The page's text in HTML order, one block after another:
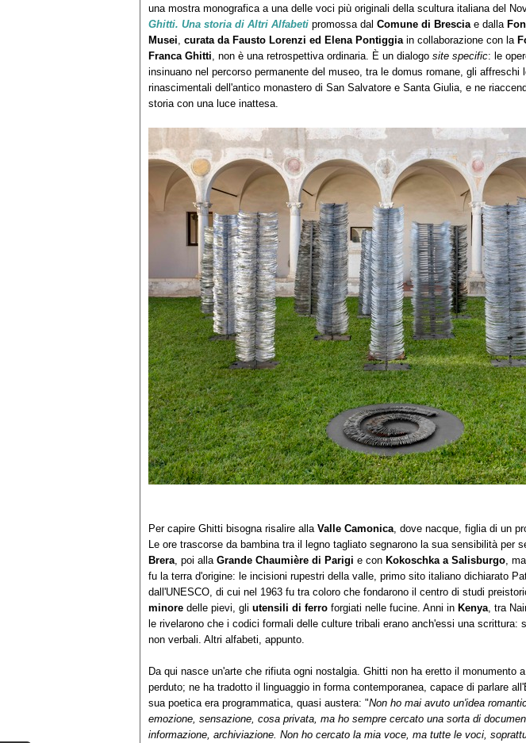
una mostra monografica a una delle voci più originali della scultura italiana del
Ghitti. Una storia di Altri Alfabeti promossa dal Comune di Bresciae dalla
Musei, curata da Fausto Lorenzi ed Elena Pontiggiain collaborazione con la
Franca Ghitti, non è una retrospettiva ordinaria. È un dialogo site specific: le
insinuano nel percorso permanente del museo, tra le domus romane, gli affreschi
rinascimentali dell'antico monastero di San Salvatore e Santa Giulia, e ne
storia con una luce inattesa.
Per capire Ghitti bisogna risalire allaValle Camonica, dove nacque, figlia di un
Le ore trascorse da bambina tra il legno tagliato segnarono la sua sensibilità per
Brera, poi alla Grande Chaumière di Parigi e con Kokoschka a Salisburgo,
fu la terra d'origine: le incisioni rupestri della valle, primo sito italiano dichiarato
dall'UNESCO, di cui nel 1963 fu tra coloro che fondarono il centro di studi
minore delle pievi, gli utensili di ferro forgiati nelle fucine. Anni in Kenya, tra
le rivelarono che i codici formali delle culture tribali erano anch'essi una scrittura:
non verbali. Altri alfabeti, appunto.
Da qui nasce un'arte che rifiuta ogni nostalgia. Ghitti non ha eretto il monumento
perduto; ne ha tradotto il linguaggio in forma contemporanea, capace di parlare
sua poetica era programmatica, quasi austera: "Non ho mai avuto un'idea
emozione, sensazione, cosa privata, ma ho sempre cercato una sorta di
informazione, archiviazione. Non ho cercato la mia voce, ma tutte le voci,